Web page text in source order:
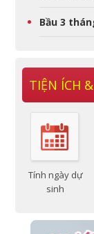
Bầu 3
TIỆN ÍCH
Tính ngày dự
sinh